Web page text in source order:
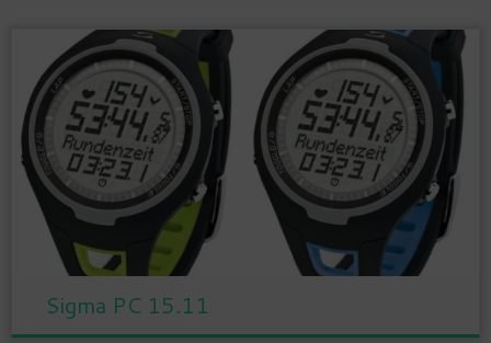
Sigma PC 15.11